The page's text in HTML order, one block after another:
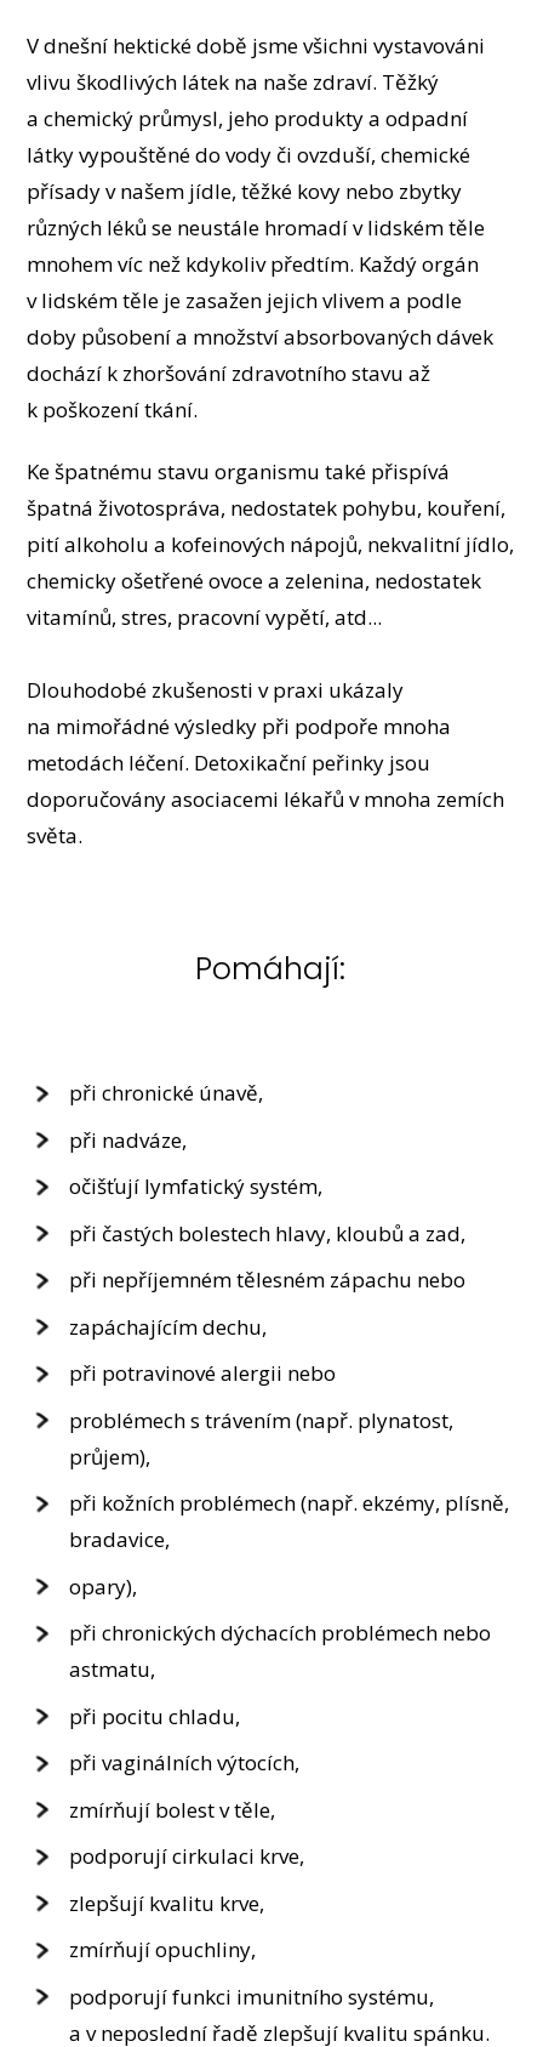
V dnešní hektické době jsme všichni vystavováni
vlivu škodlivých látek na naše zdraví. Těžký
a chemický průmysl, jeho produkty a odpadní
látky vypouštěné do vody či ovzduší, chemické
přísady v našem jídle, těžké kovy nebo zbytky
různých léků se neustále hromadí v lidském těle
mnohem víc než kdykoliv předtím. Každý orgán
v lidském těle je zasažen jejich vlivem a podle
doby působení a množství absorbovaných dávek
dochází k zhoršování zdravotního stavu až
k poškození tkání.
Ke špatnému stavu organismu také přispívá
špatná životospráva, nedostatek pohybu, kouření,
pití alkoholu a kofeinových nápojů, nekvalitní jídlo,
chemicky ošetřené ovoce a zelenina, nedostatek
vitamínů, stres, pracovní vypětí, atd...
Dlouhodobé zkušenosti v praxi ukázaly
na mimořádné výsledky při podpoře mnoha
metodách léčení. Detoxikační peřinky jsou
doporučovány asociacemi lékařů v mnoha zemích
světa.
Pomáhají:
při chronické únavě,
při nadváze,
očišťují lymfatický systém,
při častých bolestech hlavy, kloubů a zad,
při nepříjemném tělesném zápachu nebo
zapáchajícím dechu,
při potravinové alergii nebo
problémech s trávením (např. plynatost,
průjem),
při kožních problémech (např. ekzémy, plísně,
bradavice,
opary),
při chronických dýchacích problémech nebo
astmatu,
při pocitu chladu,
při vaginálních výtocích,
zmírňují bolest v těle,
podporují cirkulaci krve,
zlepšují kvalitu krve,
zmírňují opuchliny,
podporují funkci imunitního systému,
a v neposlední řadě zlepšují kvalitu spánku.